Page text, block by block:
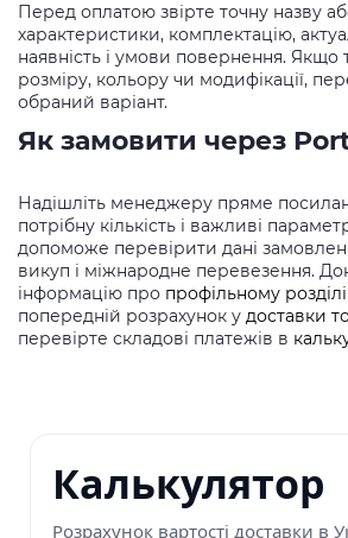
Перед оплатою звірте точну назву
характеристики, комплектацію,
наявність і умови повернення. Якщо
розміру, кольору чи модифікації,
обраний варіант.
Як замовити через
Надішліть менеджеру пряме
потрібну кількість і важливі
допоможе перевірити дані
викуп і міжнародне перевезення.
інформацію про профільному
попередній розрахунок у доставки
перевірте складові платежів в
Калькулятор
Розрахунок вартості доставки в